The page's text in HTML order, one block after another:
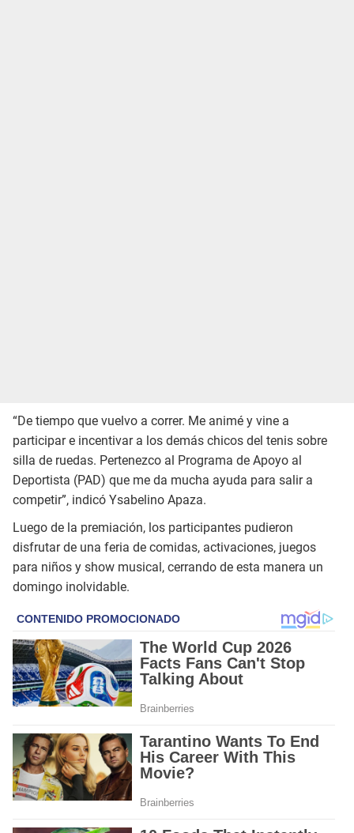
“De tiempo que vuelvo a correr. Me animé y vine a
participar e incentivar a los demás chicos del tenis sobre
silla de ruedas. Pertenezco al Programa de Apoyo al
Deportista (PAD) que me da mucha ayuda para salir a
competir”, indicó Ysabelino Apaza.
Luego de la premiación, los participantes pudieron
disfrutar de una feria de comidas, activaciones, juegos
para niños y show musical, cerrando de esta manera un
domingo inolvidable.